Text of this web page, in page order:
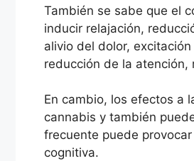
También se sabe que el
inducir relajación,
alivio del dolor,
reducción de la
En cambio, los efectos a
cannabis y también
frecuente puede
cognitiva.